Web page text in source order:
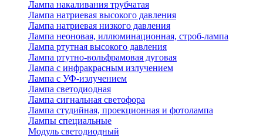
Лампа накаливания трубчатая
Лампа натриевая высокого давления
Лампа натриевая низкого давления
Лампа неоновая, иллюминационная, строб-лампа
Лампа ртутная высокого давления
Лампа ртутно-вольфрамовая дуговая
Лампа с инфракрасным излучением
Лампа с УФ-излучением
Лампа светодиодная
Лампа сигнальная светофора
Лампа студийная, проекционная и фотолампа
Лампы специальные
Модуль светодиодный